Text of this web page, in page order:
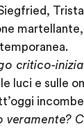
critico-
luci e sulle
veramente?